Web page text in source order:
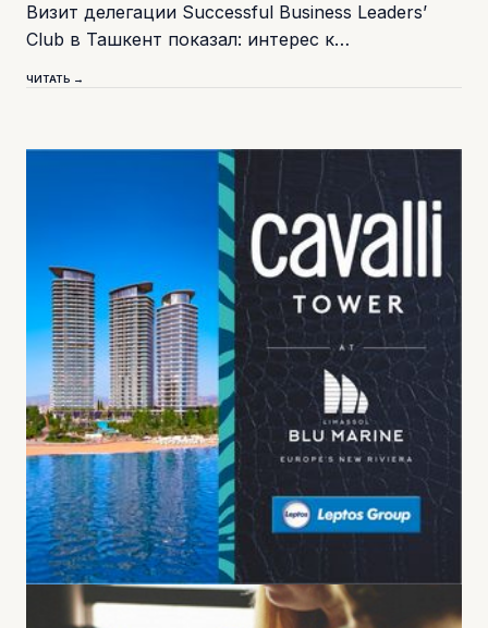
Визит делегации Successful Business Leaders’
Club в Ташкент показал: интерес к…
ЧИТАТЬ →